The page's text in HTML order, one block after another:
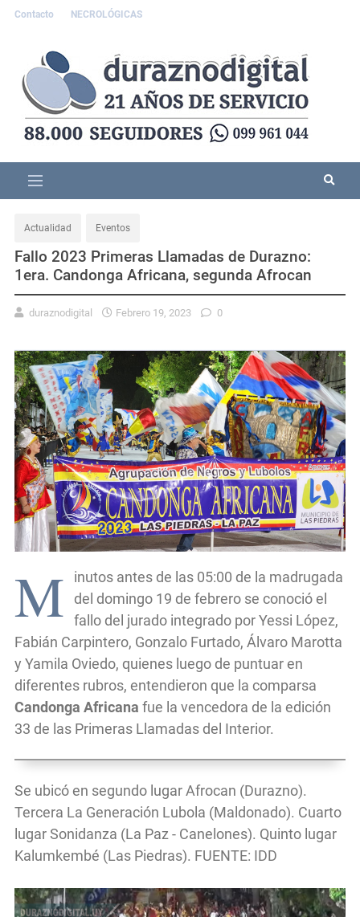
Contacto NECROLÓGICAS
Actualidad Eventos
Fallo 2023 Primeras Llamadas de Durazno:
1era. Candonga Africana, segunda Afrocan
duraznodigital Febrero 19, 2023 0
M
inutos antes de las 05:00 de la madrugada
del domingo 19 de febrero se conoció el
fallo del jurado integrado por Yessi López,
Fabián Carpintero, Gonzalo Furtado, Álvaro Marotta
y Yamila Oviedo, quienes luego de puntuar en
diferentes rubros, entendieron que la comparsa
Candonga Africana fue la vencedora de la edición
33 de las Primeras Llamadas del Interior.
Se ubicó en segundo lugar Afrocan (Durazno).
Tercera La Generación Lubola (Maldonado). Cuarto
lugar Sonidanza (La Paz - Canelones). Quinto lugar
Kalumkembé (Las Piedras). FUENTE: IDD